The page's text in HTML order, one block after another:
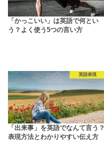
「かっこいい」は英語で何とい
う？よく使う5つの言い方
英語表現
「出来事」を英語でなんて言う？
表現方法とわかりやすい伝え方